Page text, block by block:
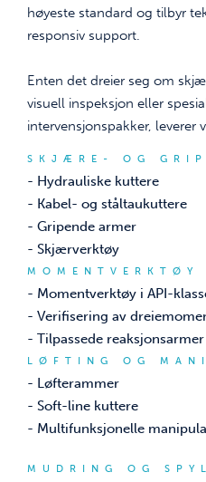
høyeste standard og tilbyr
responsiv support.
Enten det dreier seg om
visuell inspeksjon eller
intervensjonspakker, leverer
SKJÆRE- OG
- Hydrauliske kuttere
- Kabel- og ståltaukuttere
- Gripende armer
- Skjærverktøy
MOMENTVERKTØY
- Momentverktøy i API-
- Verifisering av
- Tilpassede reaksjonsarmer
LØFTING OG
- Løfterammer
- Soft-line kuttere
- Multifunksjonelle
MUDRING OG